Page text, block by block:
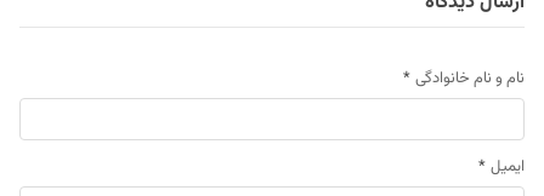
نام و نام خانوادگی *
ایمیل *